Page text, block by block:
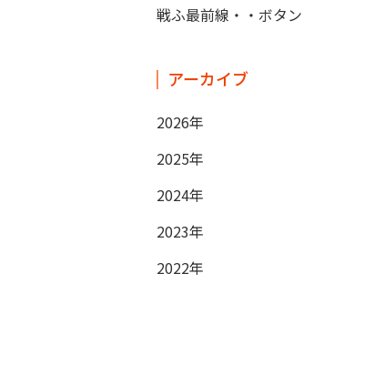
戦ふ最前線・・ボタン
アーカイブ
2026年
2025年
2024年
2023年
2022年